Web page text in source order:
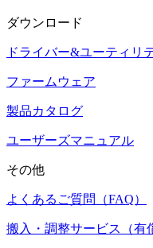
ダウンロード
ドライバー&ユーティリ
ファームウェア
製品カタログ
ユーザーズマニュアル
その他
よくあるご質問（FAQ）
搬入・調整サービス（有